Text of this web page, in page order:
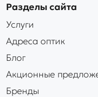
Разделы сайта
Услуги
Адреса оптик
Блог
Акционные
Бренды